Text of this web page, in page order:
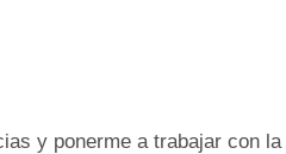
y ponerme a trabajar con la